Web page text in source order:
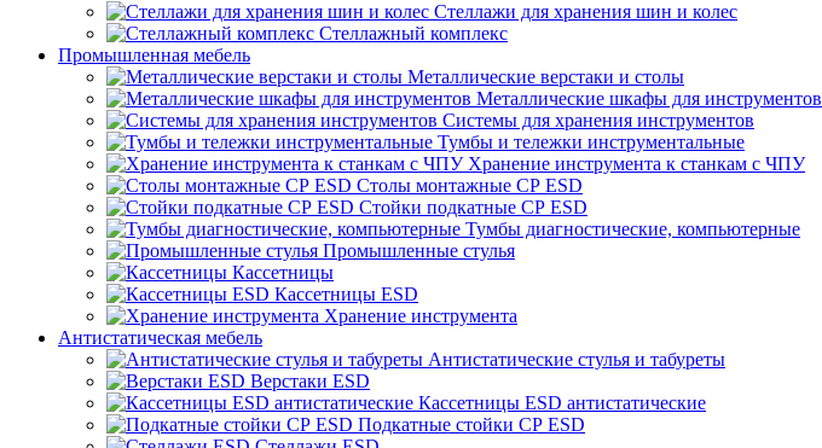
Стеллажи для хранения шин и колес
Стеллажный комплекс
Промышленная мебель
Металлические верстаки и столы
Металлические шкафы для инструментов
Системы для хранения инструментов
Тумбы и тележки инструментальные
Хранение инструмента к станкам с ЧПУ
Столы монтажные СР ESD
Стойки подкатные СР ESD
Тумбы диагностические, компьютерные
Промышленные стулья
Кассетницы
Кассетницы ESD
Хранение инструмента
Антистатическая мебель
Антистатические стулья и табуреты
Верстаки ESD
Кассетницы ESD антистатические
Подкатные стойки СР ESD